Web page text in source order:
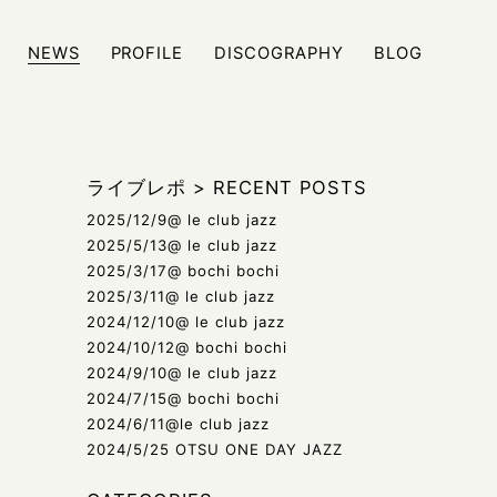
NEWS PROFILE DISCOGRAPHY BLOG
ライブレポ > RECENT POSTS
2025/12/9@ le club jazz
2025/5/13@ le club jazz
2025/3/17@ bochi bochi
2025/3/11@ le club jazz
2024/12/10@ le club jazz
2024/10/12@ bochi bochi
2024/9/10@ le club jazz
2024/7/15@ bochi bochi
2024/6/11@le club jazz
2024/5/25 OTSU ONE DAY JAZZ